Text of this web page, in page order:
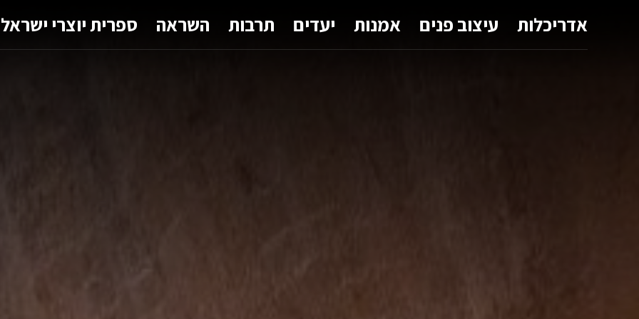
אדריכלות עיצוב פנים אמנות יעדים תרבות השראה ספרית יוצרי ישראל